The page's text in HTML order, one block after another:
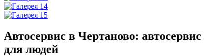
Автосервис в Чертаново: автосервис
для людей